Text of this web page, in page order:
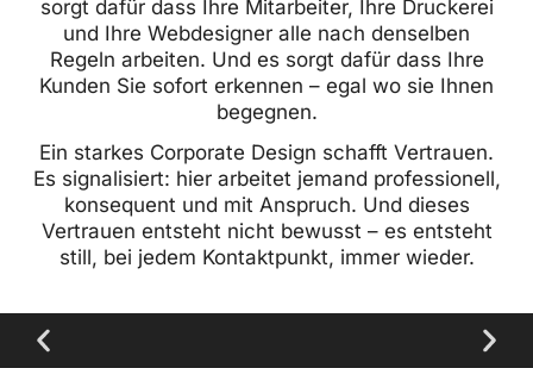
sorgt dafür dass Ihre Mitarbeiter, Ihre Druckerei
und Ihre Webdesigner alle nach denselben
Regeln arbeiten. Und es sorgt dafür dass Ihre
Kunden Sie sofort erkennen – egal wo sie Ihnen
begegnen.
Ein starkes Corporate Design schafft Vertrauen.
Es signalisiert: hier arbeitet jemand professionell,
konsequent und mit Anspruch. Und dieses
Vertrauen entsteht nicht bewusst – es entsteht
still, bei jedem Kontaktpunkt, immer wieder.